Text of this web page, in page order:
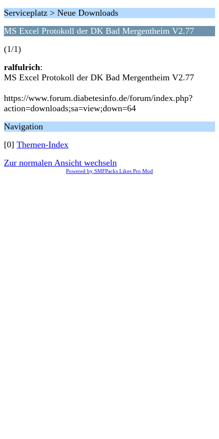
Serviceplatz > Neue Downloads
MS Excel Protokoll der DK Bad Mergentheim V2.77
(1/1)
ralfulrich:
MS Excel Protokoll der DK Bad Mergentheim V2.77
https://www.forum.diabetesinfo.de/forum/index.php?
action=downloads;sa=view;down=64
Navigation
[0] Themen-Index
Zur normalen Ansicht wechseln
Powered by SMFPacks Likes Pro Mod